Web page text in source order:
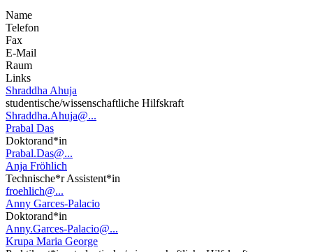
Name
Telefon
Fax
E-Mail
Raum
Links
Shraddha Ahuja
studentische/wissenschaftliche Hilfskraft
Shraddha.Ahuja@...
Prabal Das
Doktorand*in
Prabal.Das@...
Anja Fröhlich
Technische*r Assistent*in
froehlich@...
Anny Garces-Palacio
Doktorand*in
Anny.Garces-Palacio@...
Krupa Maria George